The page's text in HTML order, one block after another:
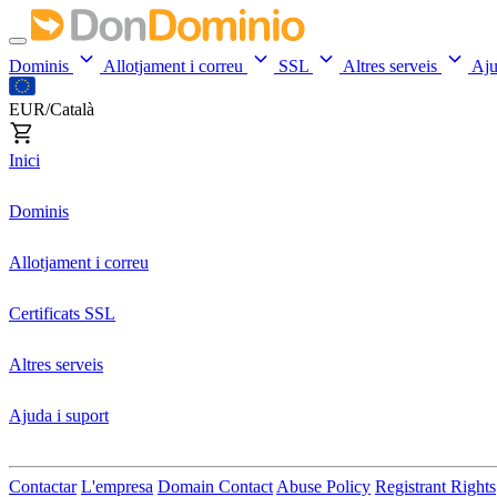
Dominis Allotjament i correu SSL Altres serveis
EUR/Català
Inici
Dominis
Allotjament i correu
Certificats SSL
Altres serveis
Ajuda i suport
Contactar L'empresa Domain Contact Abuse Policy Registrant Rights